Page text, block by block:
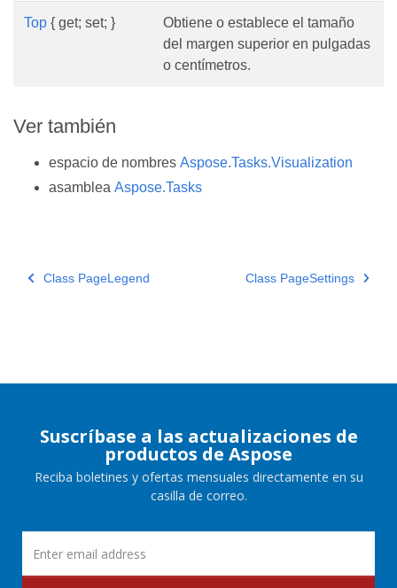
Top { get; set; }
Obtiene o establece el tamaño
del margen superior en pulgadas
o centímetros.
Ver también
espacio de nombres Aspose.Tasks.Visualization
asamblea Aspose.Tasks
Class PageLegend Class PageSettings
Suscríbase a las actualizaciones de
productos de Aspose
Reciba boletines y ofertas mensuales directamente en su
casilla de correo.